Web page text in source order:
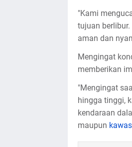
"Kami
tujuan
aman dan
Mengingat
memberikan
"Mengingat
hingga tinggi,
kendaraan
maupun